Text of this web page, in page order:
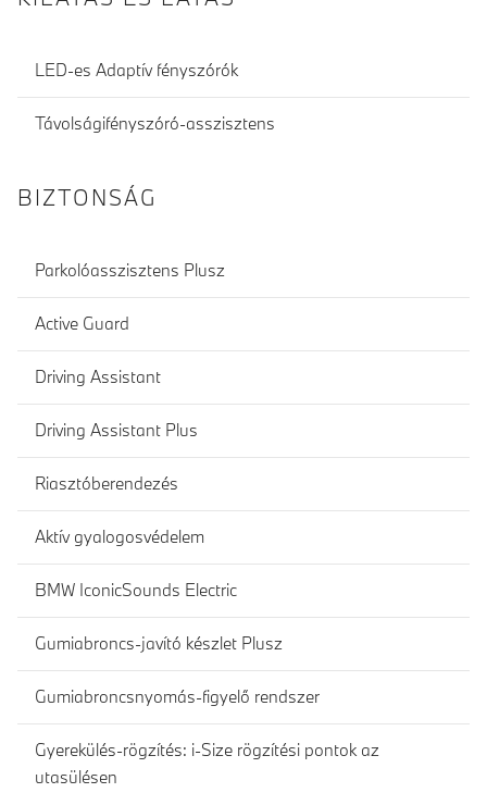
LED-es Adaptív fényszórók
Távolságifényszóró-asszisztens
BIZTONSÁG
Parkolóasszisztens Plusz
Active Guard
Driving Assistant
Driving Assistant Plus
Riasztóberendezés
Aktív gyalogosvédelem
BMW IconicSounds Electric
Gumiabroncs-javító készlet Plusz
Gumiabroncsnyomás-figyelő rendszer
Gyerekülés-rögzítés: i-Size rögzítési pontok az
utasülésen